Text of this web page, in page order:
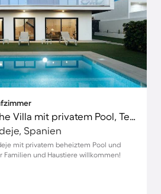
Familienfreundliche Villa mit privatem Pool, Terrasse und Garten | Hunde erlaubt
Spanien
mit privatem beheiztem Pool und
Familien und Haustiere willkommen!